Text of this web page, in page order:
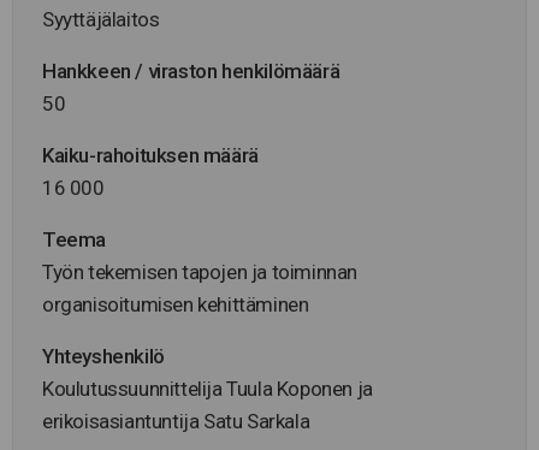
Syyttäjälaitos
Hankkeen / viraston henkilömäärä
50
Kaiku-rahoituksen määrä
16 000
Teema
Työn tekemisen tapojen ja toiminnan
organisoitumisen kehittäminen
Yhteyshenkilö
Koulutussuunnittelija Tuula Koponen ja
erikoisasiantuntija Satu Sarkala